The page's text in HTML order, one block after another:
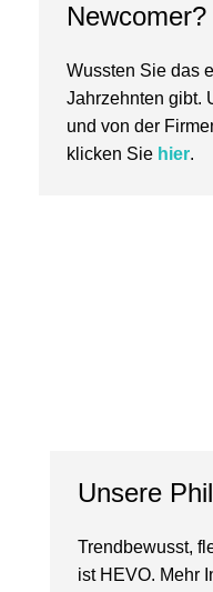
Newcomer?
Wussten Sie das
Jahrzehnten gibt.
und von der
klicken Sie hier.
Unsere
Trendbewusst,
ist HEVO. Mehr